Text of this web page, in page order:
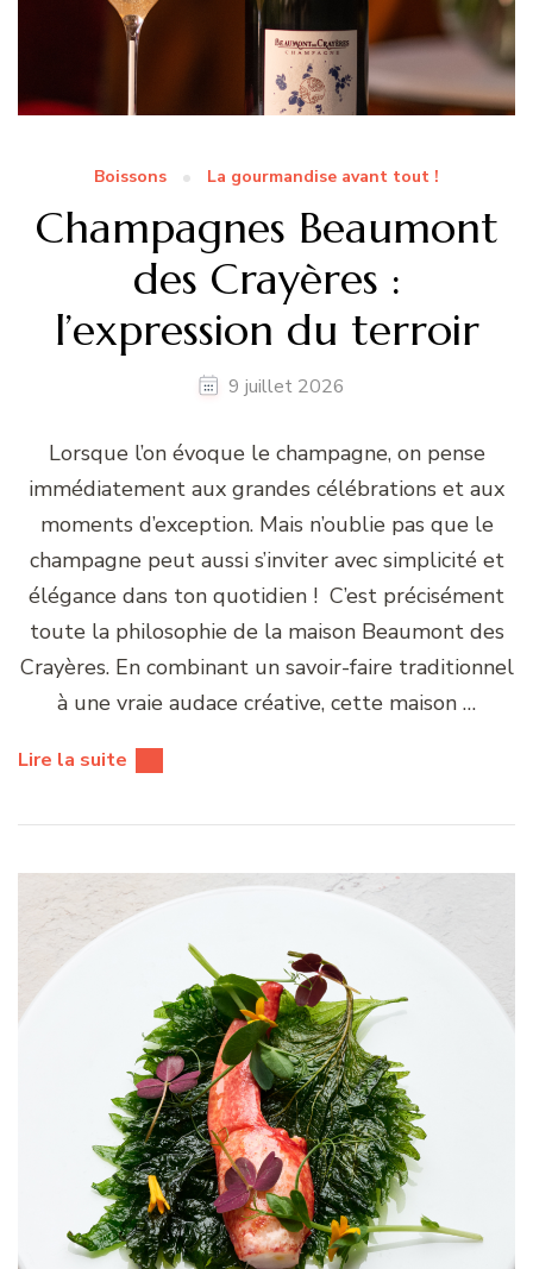
Boissons La gourmandise avant tout !
Champagnes Beaumont
des Crayères :
l’expression du terroir
9 juillet 2026
Lorsque l’on évoque le champagne, on pense
immédiatement aux grandes célébrations et aux
moments d’exception. Mais n’oublie pas que le
champagne peut aussi s’inviter avec simplicité et
élégance dans ton quotidien ! C’est précisément
toute la philosophie de la maison Beaumont des
Crayères. En combinant un savoir-faire traditionnel
à une vraie audace créative, cette maison …
Lire la suite